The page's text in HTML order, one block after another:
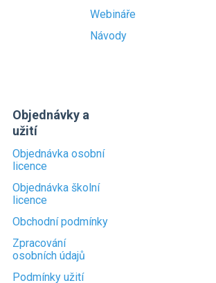
Webináře
Návody
Objednávky a
užití
Objednávka osobní
licence
Objednávka školní
licence
Obchodní podmínky
Zpracování
osobních údajů
Podmínky užití